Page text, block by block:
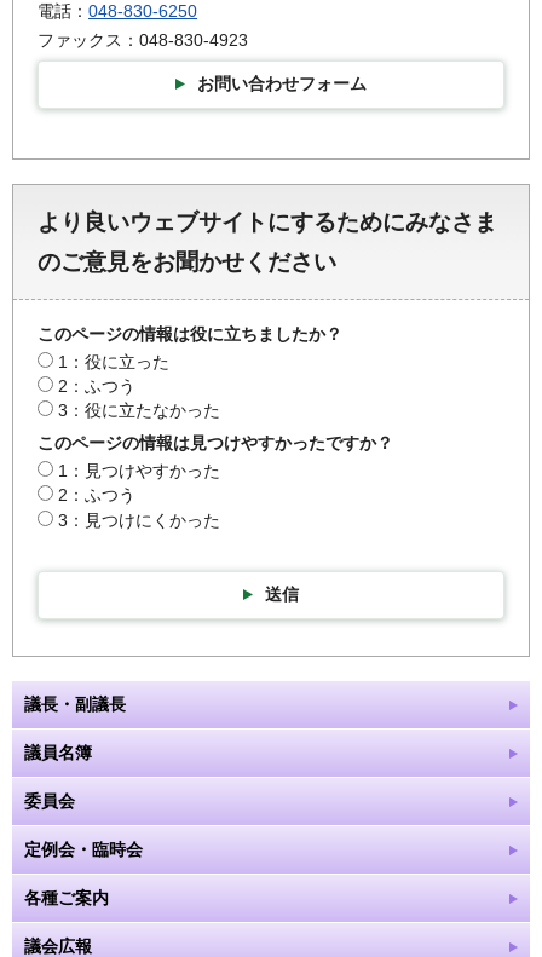
電話： 048-830-6250
ファックス：048-830-4923
お問い合わせフォーム
より良いウェブサイトにするためにみなさま
のご意見をお聞かせください
このページの情報は役に立ちましたか？
1：役に立った
2：ふつう
3：役に立たなかった
このページの情報は見つけやすかったですか？
1：見つけやすかった
2：ふつう
3：見つけにくかった
送信
議長・副議長
議員名簿
委員会
定例会・臨時会
各種ご案内
議会広報